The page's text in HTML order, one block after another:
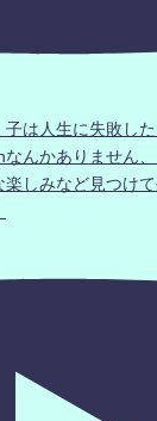
は人生に失敗し
んかありません
楽しみなど見つけ